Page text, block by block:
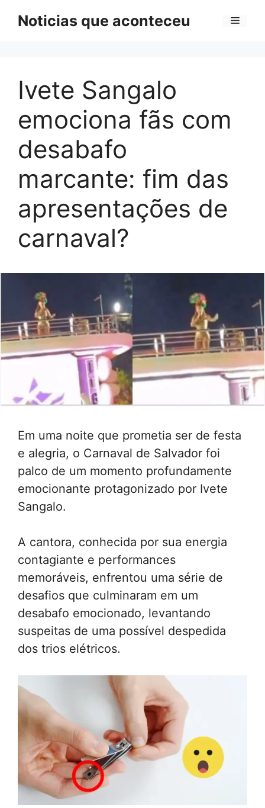
Noticias que aconteceu Menu
Ivete Sangalo
emociona fãs com
desabafo
marcante: fim das
apresentações de
carnaval?
Em uma noite que prometia ser de festa
e alegria, o Carnaval de Salvador foi
palco de um momento profundamente
emocionante protagonizado por Ivete
Sangalo.
A cantora, conhecida por sua energia
contagiante e performances
memoráveis, enfrentou uma série de
desafios que culminaram em um
desabafo emocionado, levantando
suspeitas de uma possível despedida
dos trios elétricos.